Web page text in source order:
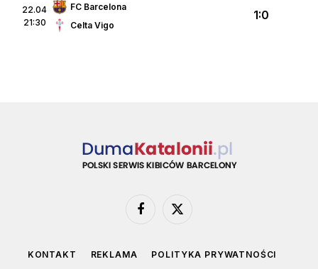
22.04
21:30
FC Barcelona
Celta Vigo
1:0
Facebook
X
KONTAKT REKLAMA POLITYKA PRYWATNOŚCI